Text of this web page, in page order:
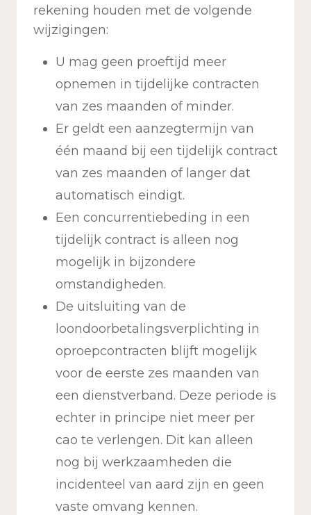
rekening houden met de volgende
wijzigingen:
U mag geen proeftijd meer
opnemen in tijdelijke contracten
van zes maanden of minder.
Er geldt een aanzegtermijn van
één maand bij een tijdelijk contract
van zes maanden of langer dat
automatisch eindigt.
Een concurrentiebeding in een
tijdelijk contract is alleen nog
mogelijk in bijzondere
omstandigheden.
De uitsluiting van de
loondoorbetalingsverplichting in
oproepcontracten blijft mogelijk
voor de eerste zes maanden van
een dienstverband. Deze periode is
echter in principe niet meer per
cao te verlengen. Dit kan alleen
nog bij werkzaamheden die
incidenteel van aard zijn en geen
vaste omvang kennen.